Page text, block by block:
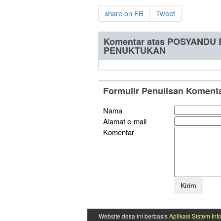
share on FB Tweet
Komentar atas POSYANDU
PENUKTUKAN
Formulir Penulisan
Nama
Alamat e-mail
Komentar
Website desa ini berbasisAplikasi Sistem